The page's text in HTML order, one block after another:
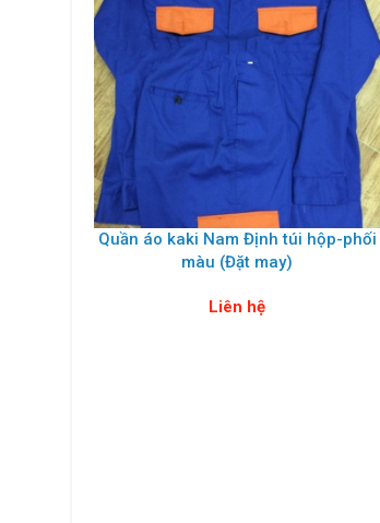
Quần áo kaki Nam Định túi hộp-phối
màu (Đặt may)
Liên hệ